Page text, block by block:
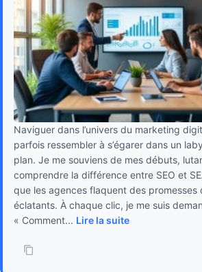
Naviguer dans l’univers du marketing
parfois ressembler à s’égarer dans un
plan. Je me souviens de mes débuts,
comprendre la différence entre SEO et
que les agences flaquent des promesses
éclatants. À chaque clic, je me suis
« Comment... Lire la suite